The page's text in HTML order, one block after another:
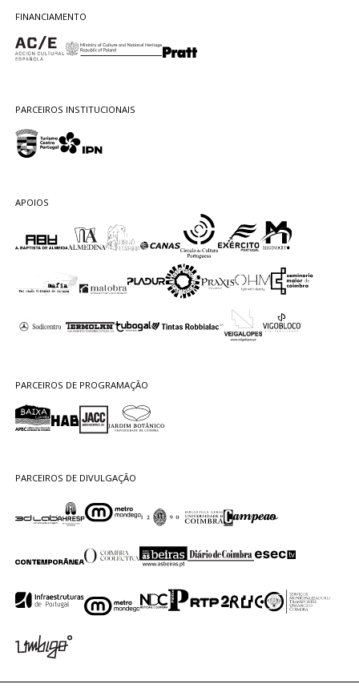
FINANCIAMENTO
PARCEIROS INSTITUCIONAIS
APOIOS
PARCEIROS DE PROGRAMAÇÃO
PARCEIROS DE DIVULGAÇÃO